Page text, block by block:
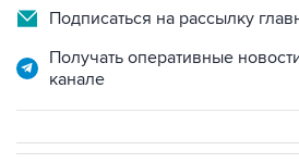
Получать оперативные